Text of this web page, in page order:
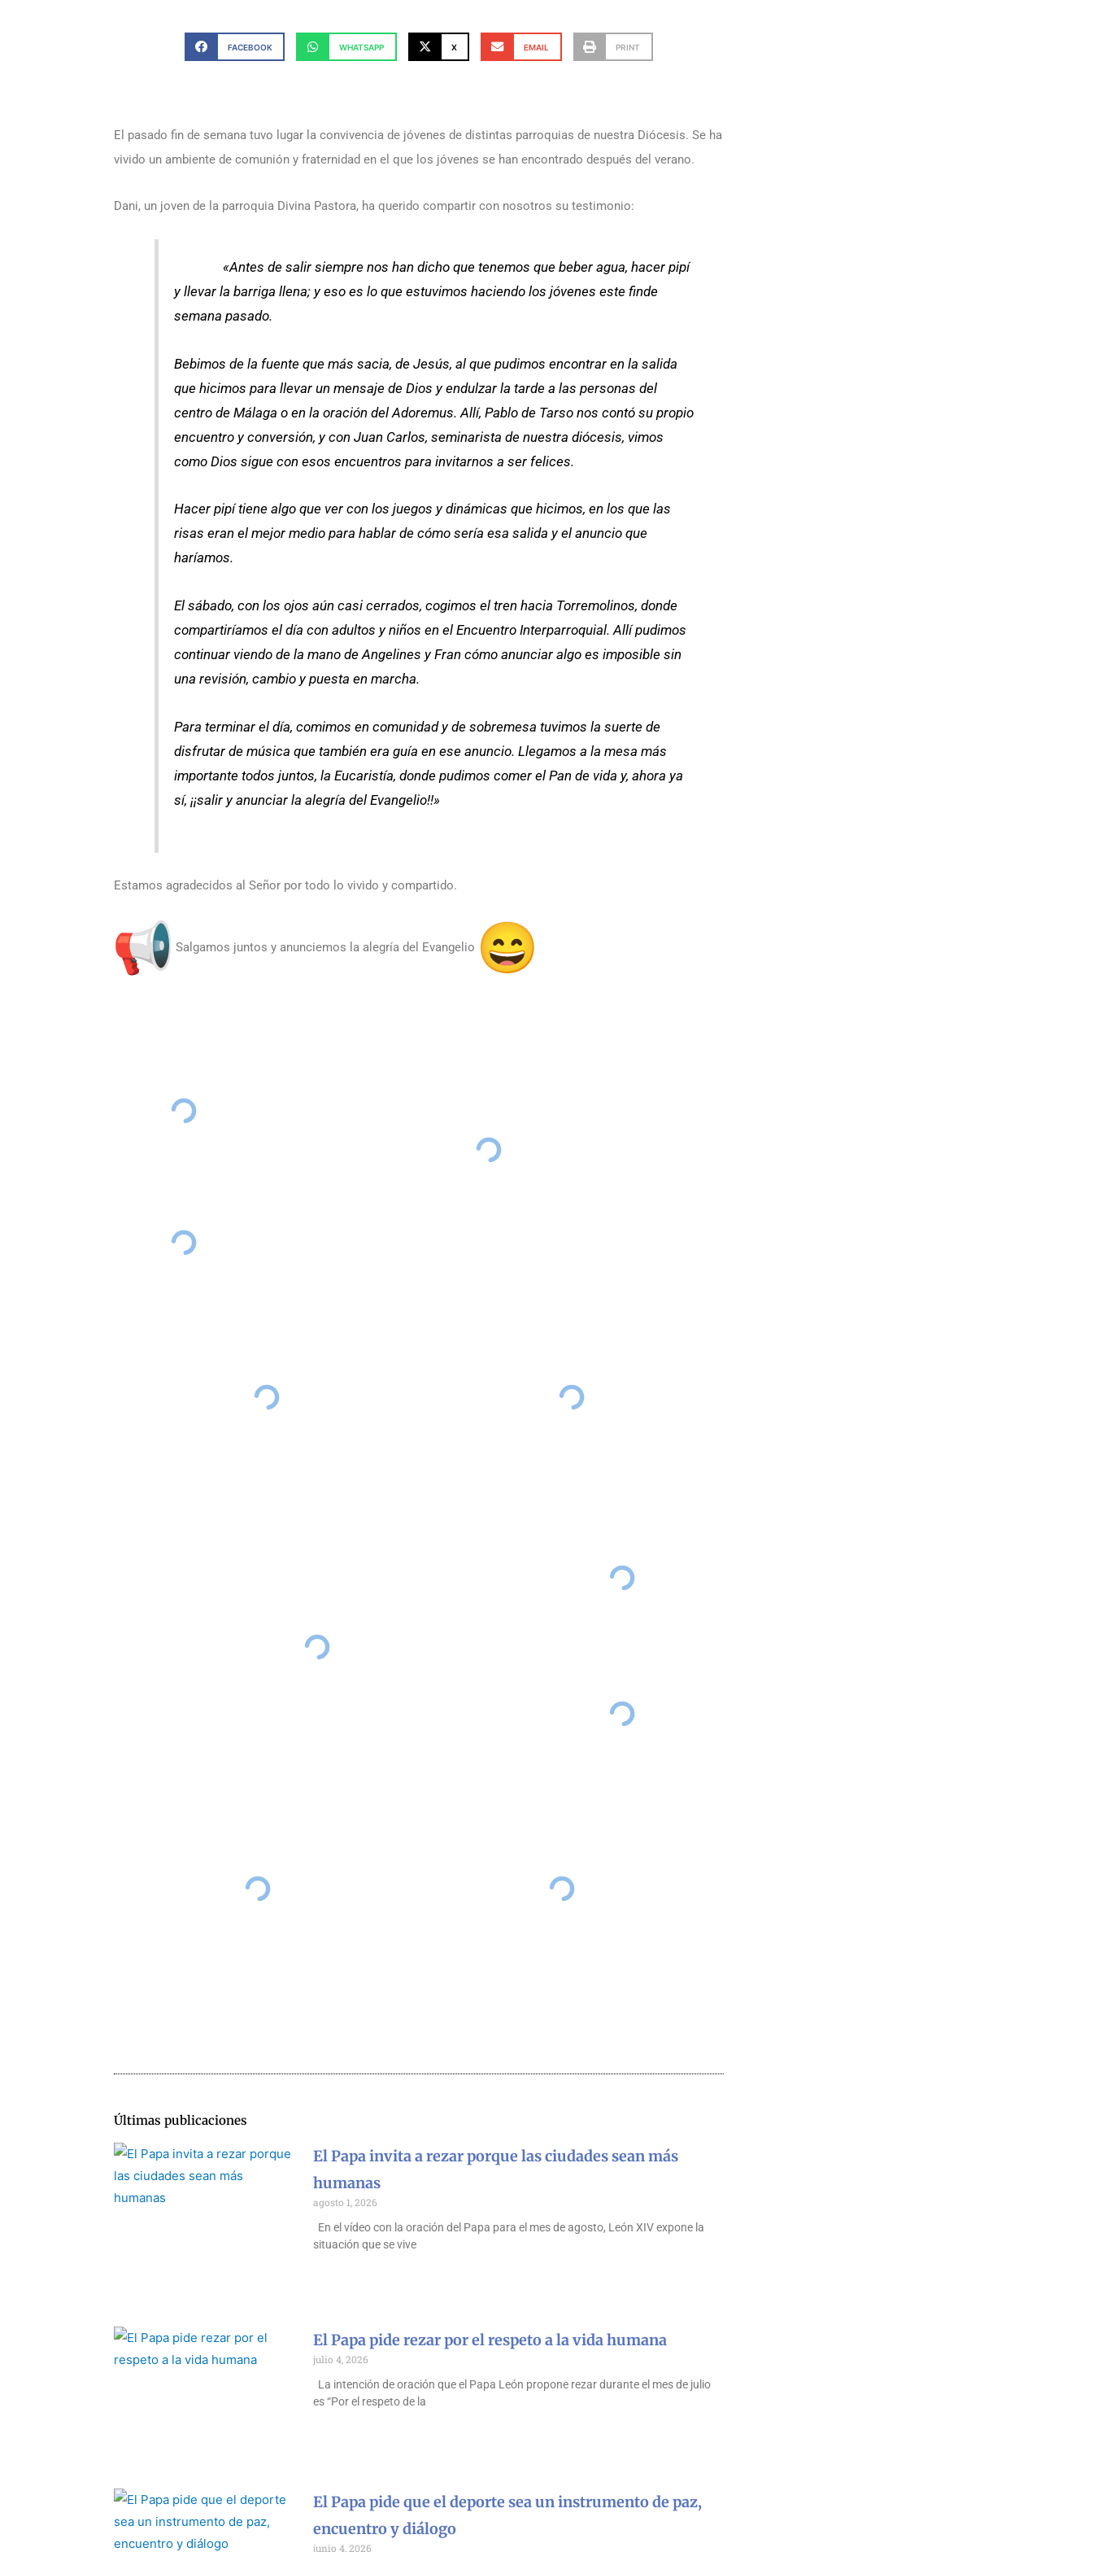
FACEBOOK WHATSAPP X EMAIL PRINT
El pasado fin de semana tuvo lugar la convivencia de jóvenes de distintas parroquias de nuestra Diócesis. Se ha
vivido un ambiente de comunión y fraternidad en el que los jóvenes se han encontrado después del verano.
Dani, un joven de la parroquia Divina Pastora, ha querido compartir con nosotros su testimonio:
«Antes de salir siempre nos han dicho que tenemos que beber agua, hacer pipí
y llevar la barriga llena; y eso es lo que estuvimos haciendo los jóvenes este finde
semana pasado.
Bebimos de la fuente que más sacia, de Jesús, al que pudimos encontrar en la salida
que hicimos para llevar un mensaje de Dios y endulzar la tarde a las personas del
centro de Málaga o en la oración del Adoremus. Allí, Pablo de Tarso nos contó su propio
encuentro y conversión, y con Juan Carlos, seminarista de nuestra diócesis, vimos
como Dios sigue con esos encuentros para invitarnos a ser felices.
Hacer pipí tiene algo que ver con los juegos y dinámicas que hicimos, en los que las
risas eran el mejor medio para hablar de cómo sería esa salida y el anuncio que
haríamos.
El sábado, con los ojos aún casi cerrados, cogimos el tren hacia Torremolinos, donde
compartiríamos el día con adultos y niños en el Encuentro Interparroquial. Allí pudimos
continuar viendo de la mano de Angelines y Fran cómo anunciar algo es imposible sin
una revisión, cambio y puesta en marcha.
Para terminar el día, comimos en comunidad y de sobremesa tuvimos la suerte de
disfrutar de música que también era guía en ese anuncio. Llegamos a la mesa más
importante todos juntos, la Eucaristía, donde pudimos comer el Pan de vida y, ahora ya
sí, ¡¡salir y anunciar la alegría del Evangelio!!»
Estamos agradecidos al Señor por todo lo vivido y compartido.
Salgamos juntos y anunciemos la alegría del Evangelio
Últimas publicaciones
El Papa invita a rezar porque las ciudades sean más
humanas
agosto 1, 2026
En el vídeo con la oración del Papa para el mes de agosto, León XIV expone la
situación que se vive
El Papa pide rezar por el respeto a la vida humana
julio 4, 2026
La intención de oración que el Papa León propone rezar durante el mes de julio
es “Por el respeto de la
El Papa pide que el deporte sea un instrumento de paz,
encuentro y diálogo
junio 4, 2026